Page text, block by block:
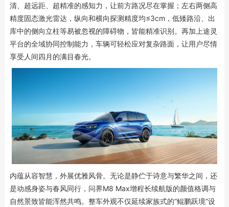
清、超远距、超精准的感知力，让前方路况尽在掌握；左右两侧高
精度固态激光雷达，纵向和横向探测精度均≤3cm，低矮路沿、出
库中的侧向立柱等易被忽视的障碍物，皆能精准识别。再加上途灵
平台的全域协同控制能力，车辆可轻松应对复杂路面，让用户尽情
享受人间四月的满目春光。
内蕴从容智慧，外展优雅风骨。无论是静伫于诗意与繁华之间，还
是动感身姿与春风同行，问界M8 Max增程长续航版的颜值格调与
自然景致皆能浑然共鸣。整车外观不仅延续家族式的“鲲鹏跃境”设